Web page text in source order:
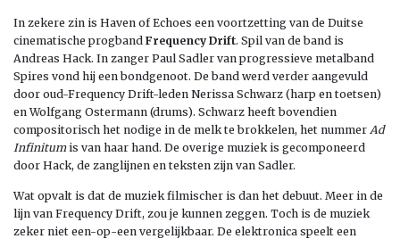
In zekere zin is Haven of Echoes een voortzetting van de Duitse
cinematische progband Frequency Drift. Spil van de band is
Andreas Hack. In zanger Paul Sadler van progressieve metalband
Spires vond hij een bondgenoot. De band werd verder aangevuld
door oud-Frequency Drift-leden Nerissa Schwarz (harp en toetsen)
en Wolfgang Ostermann (drums). Schwarz heeft bovendien
compositorisch het nodige in de melk te brokkelen, het nummer Ad
Infinitumis van haar hand. De overige muziek is gecomponeerd
door Hack, de zanglijnen en teksten zijn van Sadler.
Wat opvalt is dat de muziek filmischer is dan het debuut. Meer in de
lijn van Frequency Drift, zou je kunnen zeggen. Toch is de muziek
zeker niet een-op-een vergelijkbaar. De elektronica speelt een